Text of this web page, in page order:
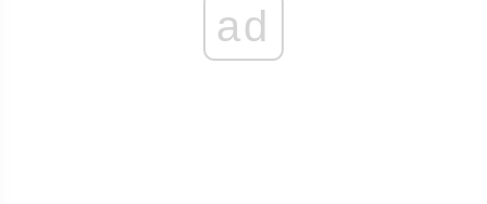
ad